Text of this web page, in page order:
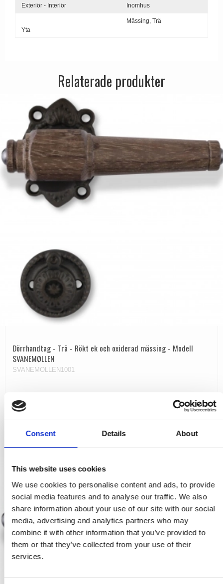
Consent Details About
This website uses cookies
We use cookies to personalise content and ads, to provide
social media features and to analyse our traffic. We also
share information about your use of our site with our social
media, advertising and analytics partners who may
combine it with other information that you’ve provided to
them or that they’ve collected from your use of their
services.
Exteriör - Interiör Inomhus
Yta
Mässing,Trä
Relaterade produkter
Dörrhandtag - Trä - Rökt ek och oxiderad mässing - Modell
SVANEMØLLEN
SVANEMOLLEN1001
906,00 SEK
VISA PRODUKTEN